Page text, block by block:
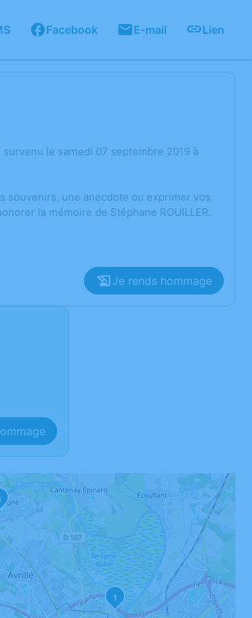
Facebook E-mail Lien
le samedi 07 septembre 2019 à
souvenirs, une anecdote ou exprimer vos
la mémoire de Stéphane ROUILLER.
Je rends hommage
1